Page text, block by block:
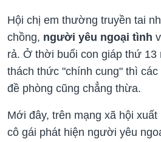
Hội chị em thường truyền tai
chồng, người yêu ngoại tình
rả. Ở thời buổi con giáp thứ 13
thách thức "chính cung" thì
đề phòng cũng chẳng thừa.
Mới đây, trên mạng xã hội
cô gái phát hiện người yêu